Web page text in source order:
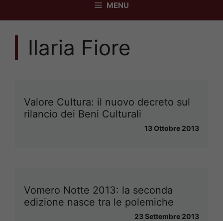
MENU
Ilaria Fiore
Valore Cultura: il nuovo decreto sul
rilancio dei Beni Culturali
13 Ottobre 2013
Vomero Notte 2013: la seconda
edizione nasce tra le polemiche
23 Settembre 2013